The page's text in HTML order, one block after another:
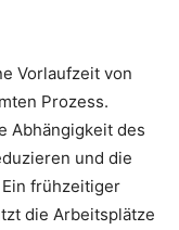
Vorlaufzeit von
Prozess.
Abhängigkeit des
und die
frühzeitiger
die Arbeitsplätze